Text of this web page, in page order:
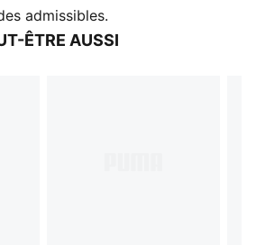
l'héritage de la Scuderia
de supporteurs.
admissibles.
ÊTRE AUSSI